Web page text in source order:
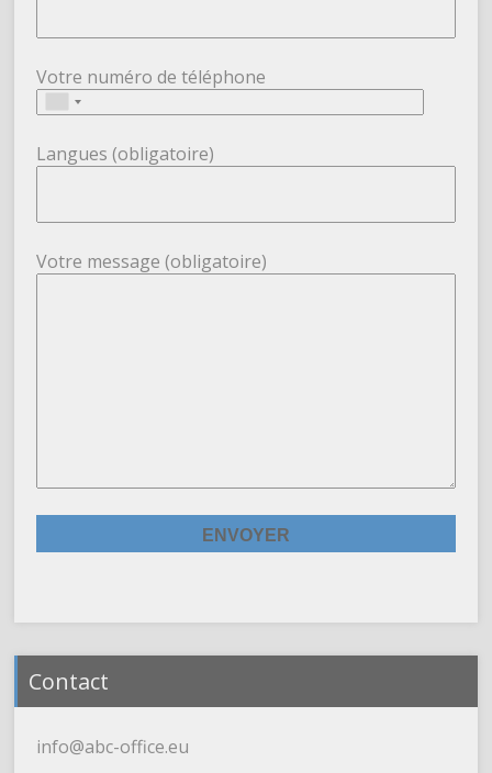
Votre numéro de téléphone
Langues (obligatoire)
Votre message (obligatoire)
Contact
info@abc-office.eu